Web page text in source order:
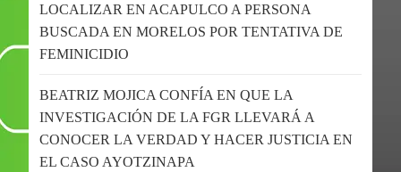
LOCALIZAR EN ACAPULCO A PERSONA
BUSCADA EN MORELOS POR TENTATIVA DE
FEMINICIDIO
BEATRIZ MOJICA CONFÍA EN QUE LA
INVESTIGACIÓN DE LA FGR LLEVARÁ A
CONOCER LA VERDAD Y HACER JUSTICIA EN
EL CASO AYOTZINAPA